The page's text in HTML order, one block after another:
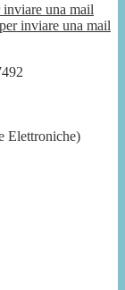
una mail
inviare una mail
Elettroniche)